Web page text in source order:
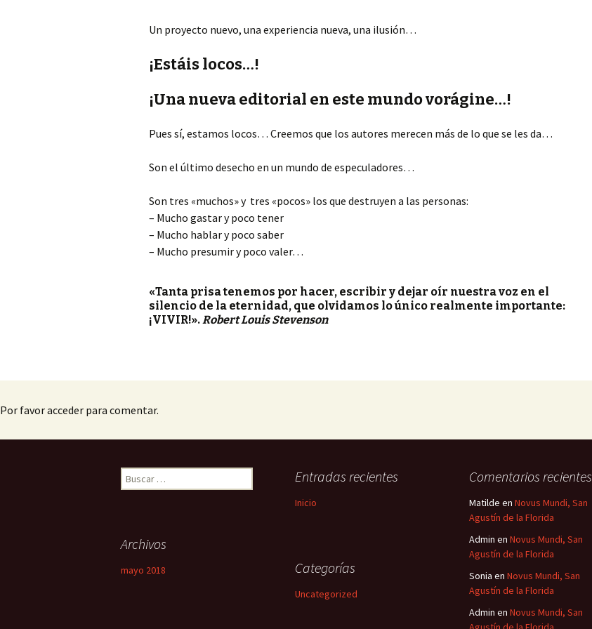
Un proyecto nuevo, una experiencia nueva, una ilusión…
¡Estáis locos…!
¡Una nueva editorial en este mundo vorágine…!
Pues sí, estamos locos… Creemos que los autores merecen más de lo que se les da…
Son el último desecho en un mundo de especuladores…
Son tres «muchos» y tres «pocos» los que destruyen a las personas:
– Mucho gastar y poco tener
– Mucho hablar y poco saber
– Mucho presumir y poco valer…
«Tanta prisa tenemos por hacer, escribir y dejar oír nuestra voz en el
silencio de la eternidad, que olvidamos lo único realmente importante:
¡VIVIR!».Robert Louis Stevenson
Por favor acceder para comentar.
Buscar: Entradas recientes
Inicio
Comentarios recientes
Matilde en Novus Mundi, San
Agustín de la Florida
Admin en Novus Mundi, San
Agustín de la Florida
Sonia en Novus Mundi, San
Agustín de la Florida
Admin en Novus Mundi, San
Archivos
mayo 2018 Categorías
Uncategorized